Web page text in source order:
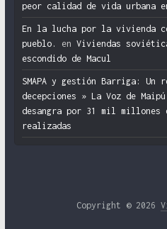
peor calidad de vida urbana
En la lucha por la vivienda
pueblo.
en Viviendas
escondido de Macul
SMAPA y gestión Barriga: Un
decepciones » La Voz de Maipú
desangra por 31 mil millones
realizadas
Copyright © 2026